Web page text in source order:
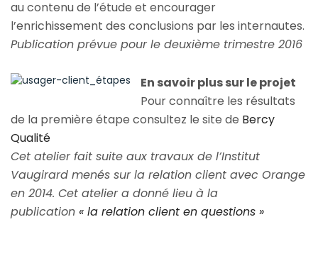
au contenu de l’étude et encourager
l’enrichissement des conclusions par les internautes.
Publication prévue pour le deuxième trimestre 2016
En savoir plus sur le projet
Pour connaître les résultats
de la première étape consultez le site de Bercy
Qualité
Cet atelier fait suite aux travaux de l’Institut
Vaugirard menés sur la relation client avec Orange
en 2014. Cet atelier a donné lieu à la
publication « la relation client en questions »